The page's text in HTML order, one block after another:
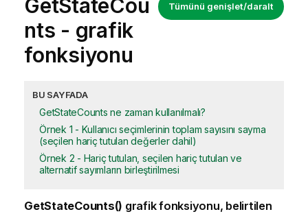
Tümünü genişlet/daralt
GetStateCou
nts - grafik
fonksiyonu
BU SAYFADA
GetStateCounts ne zaman kullanılmalı?
Örnek 1 - Kullanıcı seçimlerinin toplam sayısını sayma
(seçilen hariç tutulan değerler dahil)
Örnek 2 - Hariç tutulan, seçilen hariç tutulan ve
alternatif sayımların birleştirilmesi
GetStateCounts() grafik fonksiyonu, belirtilen